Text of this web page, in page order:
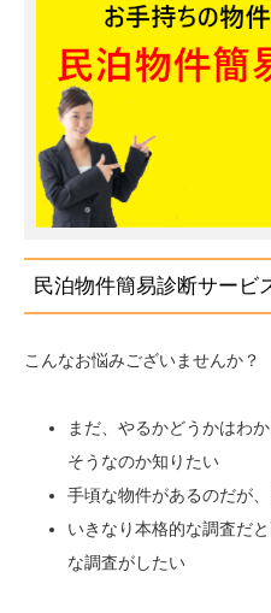
民泊物件簡易診断サービ
こんなお悩みございませんか？
まだ、やるかどうかはわ
そうなのか知りたい
手頃な物件があるのだが
いきなり本格的な調査だ
な調査がしたい